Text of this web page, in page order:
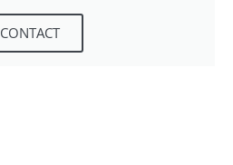
CONTACT